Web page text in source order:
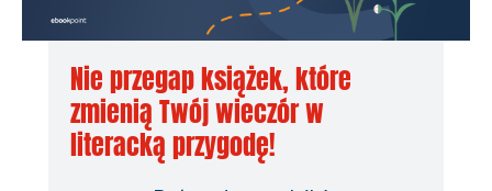
27
28
Nie przegap książek, które
zmienią Twój wieczór w
literacką przygodę!